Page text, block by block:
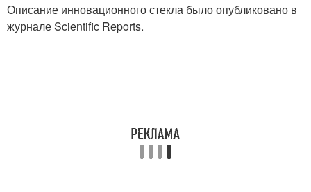
Описание инновационного стекла было опубликовано в
журнале Scientific Reports.